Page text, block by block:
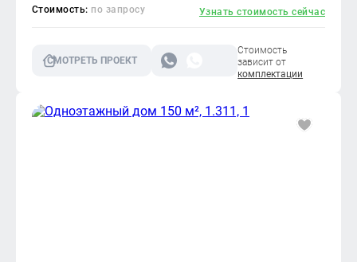
Стоимость: по запросу Узнать стоимость сейчас
СМОТРЕТЬ ПРОЕКТ
Стоимость
зависит от
комплектации